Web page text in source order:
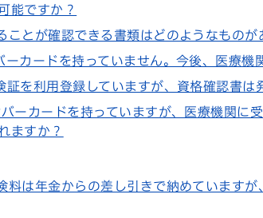
能ですか？
とが確認できる書類はどのようなものが
カードを持っていません。今後、医療機
を利用登録していますが、資格確認書は
ーカードを持っていますが、医療機関に
ますか？
は年金からの差し引きで納めていますが